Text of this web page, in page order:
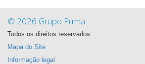
© 2026 Grupo Puma
Todos os direitos reservados
Mapa do Site
Informação legal